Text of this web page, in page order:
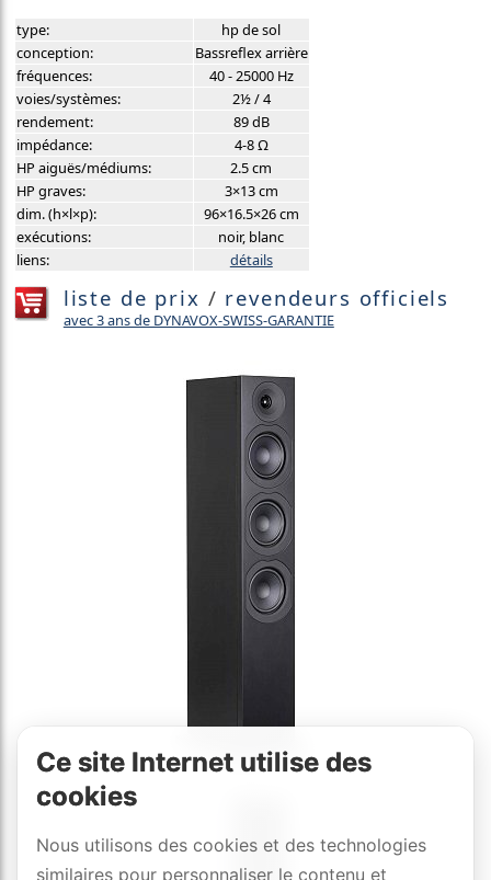
type:
hp de sol
conception:
Bassreflex arrière
fréquences:
40 - 25000 Hz
voies/systèmes:
2½ / 4
rendement:
89 dB
impédance:
4-8 Ω
HP aiguës/médiums:
2.5 cm
HP graves:
3×13 cm
dim. (h×l×p):
96×16.5×26 cm
exécutions:
noir, blanc
liens:
détails
liste de prix / revendeurs officiels
avec 3 ans de DYNAVOX-SWISS-GARANTIE
Ce site Internet utilise des
cookies
Nous utilisons des cookies et des technologies
similaires pour personnaliser le contenu et